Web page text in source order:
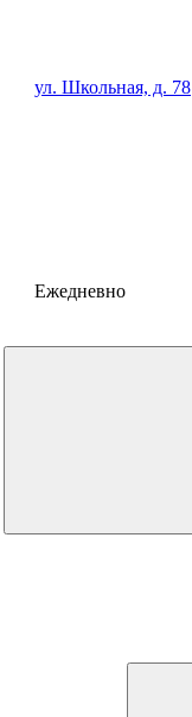
ул. Школьная, д. 78
Ежедневно